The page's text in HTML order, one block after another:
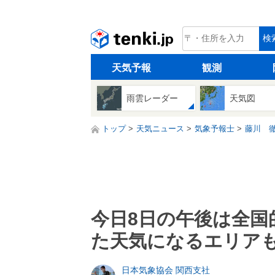
tenki.jp 検
天気予報 観測
雨雲レーダー 天気図
トップ 天気ニュース 気象予報士 藤川
今日8日の午後は全
た天気になるエリア
日本気象協会 関西支社